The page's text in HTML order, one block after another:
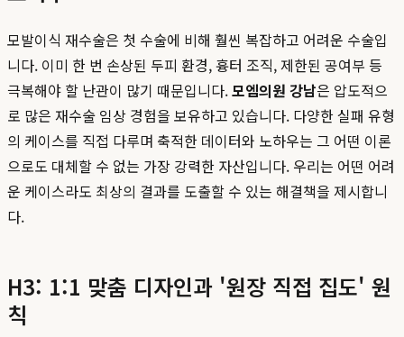
모발이식 재수술은 첫 수술에 비해 훨씬 복잡하고 어려운 수술입
니다. 이미 한 번 손상된 두피 환경, 흉터 조직, 제한된 공여부 등
극복해야 할 난관이 많기 때문입니다.모엠의원 강남은 압도적으
로 많은 재수술 임상 경험을 보유하고 있습니다. 다양한 실패 유형
의 케이스를 직접 다루며 축적한 데이터와 노하우는 그 어떤 이론
으로도 대체할 수 없는 가장 강력한 자산입니다. 우리는 어떤 어려
운 케이스라도 최상의 결과를 도출할 수 있는 해결책을 제시합니
다.
H3: 1:1 맞춤 디자인과 '원장 직접 집도' 원
칙